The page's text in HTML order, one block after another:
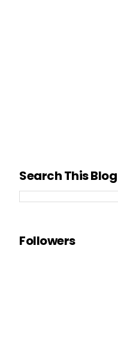
Search This Blog
Followers